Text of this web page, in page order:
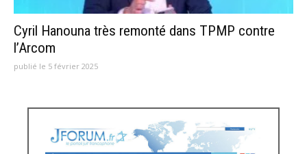
Cyril Hanouna très remonté dans TPMP contre
l’Arcom
publié le 5 février 2025